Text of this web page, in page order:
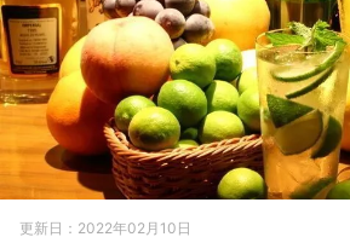
更新日：2022年02月10日